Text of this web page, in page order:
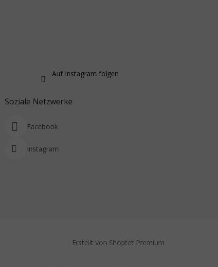
Auf Instagram folgen
Soziale Netzwerke
Facebook
Instagram
Erstellt von Shoptet Premium